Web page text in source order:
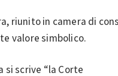
riunito in camera di
valore simbolico.
scrive “la Corte